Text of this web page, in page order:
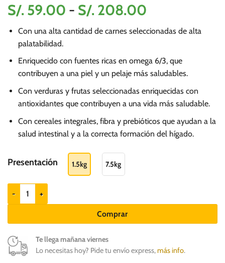
S/. 59.00 - S/. 208.00
de
precios:
S/.
59.00
hasta
S/.
208.00
Con una alta cantidad de carnes seleccionadas de alta
palatabilidad.
Enriquecido con fuentes ricas en omega 6/3, que
contribuyen a una piel y un pelaje más saludables.
Con verduras y frutas seleccionadas enriquecidas con
antioxidantes que contribuyen a una vida más saludable.
Con cereales integrales, fibra y prebióticos que ayudan a la
salud intestinal y a la correcta formación del hígado.
Presentación 1.5kg 7.5kg
Guabi Natural Gato Castrado Salmón y Cebada cantidad
Comprar
Te llega mañana viernes
Lo necesitas hoy? Pide tu envío express,más info.